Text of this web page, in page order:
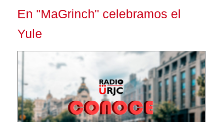
En "MaGrinch" celebramos el
Yule